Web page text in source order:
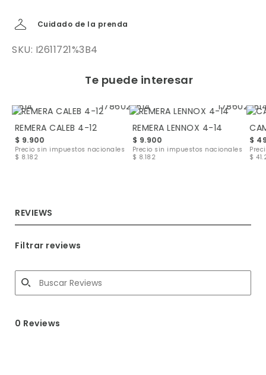
Cuidado de la prenda
SKU: I2611721%3B4
Te puede interesar
REMERA CALEB 4-12
$ 9.900
Precio sin impuestos nacionales
$ 8.182
REMERA LENNOX 4-14
$ 9.900
Precio sin impuestos nacionales
$ 8.182
$
$
REVIEWS
Filtrar reviews
0 Reviews